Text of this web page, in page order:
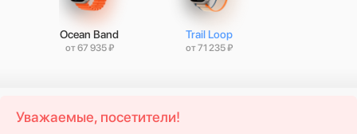
Ocean Band
от 67 935 ₽
Trail Loop
от 71 235 ₽
Уважаемые, посетители!